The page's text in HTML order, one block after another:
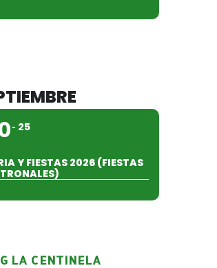
25
Y FIESTAS 2026 (FIESTAS
LA CENTINELA